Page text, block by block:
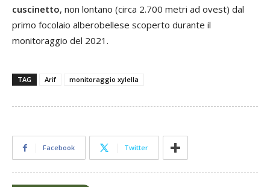
cuscinetto, non lontano (circa 2.700 metri ad ovest) dal
primo focolaio alberobellese scoperto durante il
monitoraggio del 2021.
TAG Arif monitoraggio xylella
Facebook Twitter